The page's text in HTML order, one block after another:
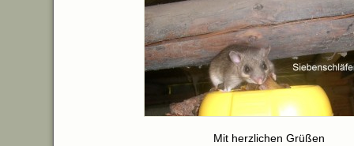
Mit herzlichen Grüßen